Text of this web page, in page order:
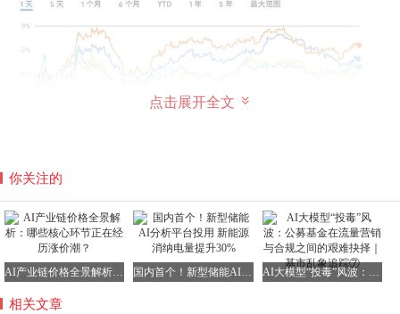
导体团队指出，TurboQuant的影响范围存在三大边界：
点击展开全文
你关注的
AI产业链价格全景解析：哪些核心环节正在经历涨价潮？ 国内首个！新型储能AI分析平台投用 新能源消纳电量提升30% AI大模型“投毒”风波：公募基金在流量营销与合规之间的艰难抉择｜基市乱象追踪⑦
相关文章